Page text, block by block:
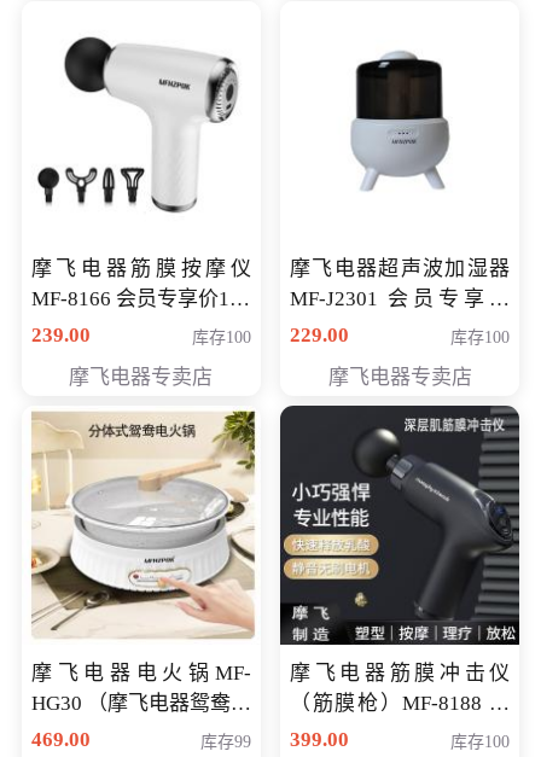
摩飞电器筋膜按摩仪
MF-8166 会员专享价168
元
239.00 库存100
摩飞电器专卖店
摩飞电器超声波加湿器
MF-J2301 会员专享价
168元
229.00 库存100
摩飞电器专卖店
摩飞电器电火锅MF-
HG30 （摩飞电器鸳鸯锅
MF-HG30 ） 会员专享价
469.00 库存99
摩飞电器筋膜冲击仪
（筋膜枪）MF-8188 会
员专享价268元
399.00 库存100